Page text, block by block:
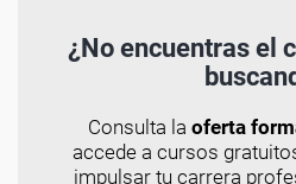
¿No encuentras el
Consulta la oferta
accede a cursos
impulsar tu carrera